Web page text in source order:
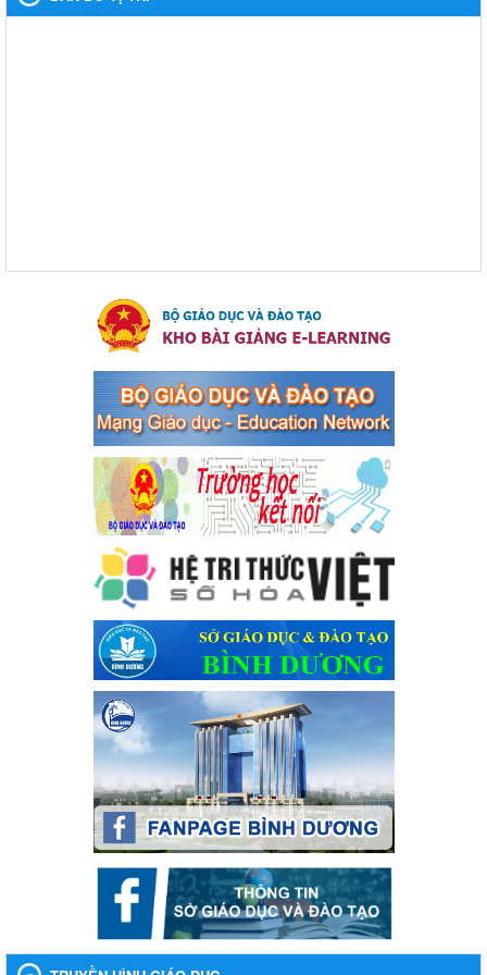
Kế hoạch thực hiện Chỉ thị số 16/CT-TTg ngày 27/05/2023
Kế hoạch Tổ chức Hội trại truyền thống học sinh thị xã Bến Cát
Ngày ban hành: 28/12/2023
Phối hợp rà soát nhu cầu tiêm vắc xin phòng Covid 19
Phối hợp rà soát nhu cầu tiêm vắc xin phòng Covid 19
Ngày ban hành: 22/11/2023
Phát động, triển khai Cuộc thi " An toàn giao thông cho nụ
cười ngày mai" dành cho học sinh và giáo viên trung học
năm học 2023-2024
Phát động, triển khai Cuộc thi " An toàn giao thông cho nụ cười
ngày mai" dành cho học sinh và giáo viên trung học năm học
Ngày ban hành: 22/11/2023
Nhắc nhỡ thực hiện thanh toán không dùng tiền mặt các
khoản thu trong nhà trường năm học 2023-2024 và các năm
Nhắc nhỡ thực hiện thanh toán không dùng tiền mặt các khoản
thu trong nhà trường năm học 2023-2024 và các năm tiếp theo
Ngày ban hành: 27/09/2023
Hưởng ứng cuộc thi Tìm hiểu Luật Phòng, chống ma túy
Hưởng ứng cuộc thi Tìm hiểu Luật Phòng, chống ma túy
Ngày ban hành: 06/09/2023
Về việc thống kê, lập danh sách đề xuất học sinh nhận học
bổng, hỗ trợ của Chương trình "Tiếp sức đến trường" năm
Về việc thống kê, lập danh sách đề xuất học sinh nhận học bổng,
hỗ trợ của Chương trình "Tiếp sức đến trường" năm học 2023-